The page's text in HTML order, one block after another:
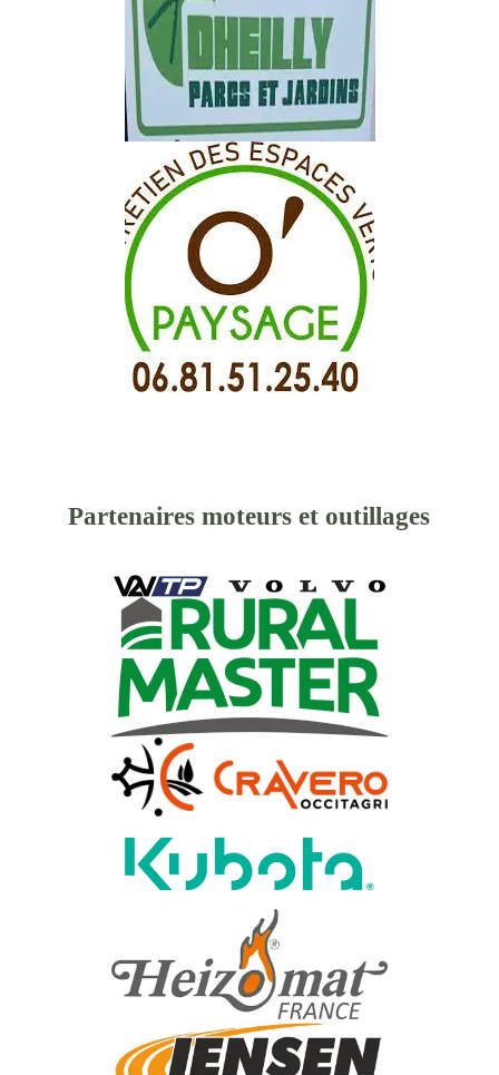
Partenaires moteurs et outillages